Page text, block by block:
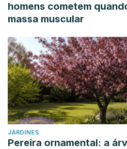
homens cometem
massa muscular
JARDINES
Pereira ornamental: a